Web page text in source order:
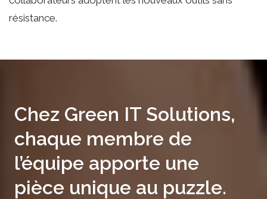
résistance.
Chez Green IT Solutions,
chaque membre de
l’équipe apporte une
pièce unique au puzzle.